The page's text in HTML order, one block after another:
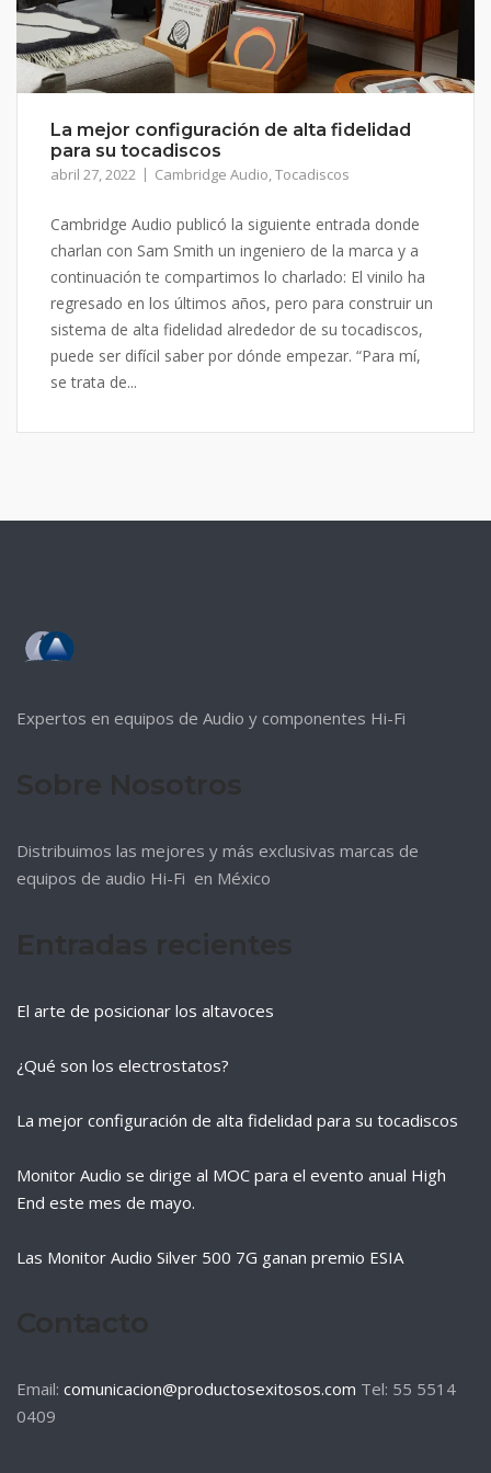
La mejor configuración de alta fidelidad
para su tocadiscos
abril 27, 2022 Cambridge Audio,Tocadiscos
Cambridge Audio publicó la siguiente entrada donde
charlan con Sam Smith un ingeniero de la marca y a
continuación te compartimos lo charlado: El vinilo ha
regresado en los últimos años, pero para construir un
sistema de alta fidelidad alrededor de su tocadiscos,
puede ser difícil saber por dónde empezar. “Para mí,
se trata de...
Expertos en equipos de Audio y componentes Hi-Fi
Distribuimos las mejores y más exclusivas marcas de
equipos de audio Hi-Fi en México
El arte de posicionar los altavoces
¿Qué son los electrostatos?
La mejor configuración de alta fidelidad para su tocadiscos
Monitor Audio se dirige al MOC para el evento anual High
End este mes de mayo.
Las Monitor Audio Silver 500 7G ganan premio ESIA
Email: comunicacion@productosexitosos.com Tel: 55 5514
0409